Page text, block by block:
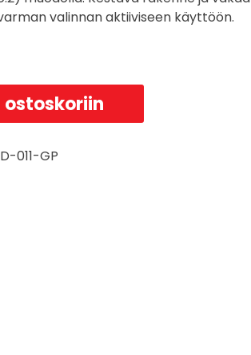
valinnan aktiiviseen käyttöön.
ostoskoriin
011-GP